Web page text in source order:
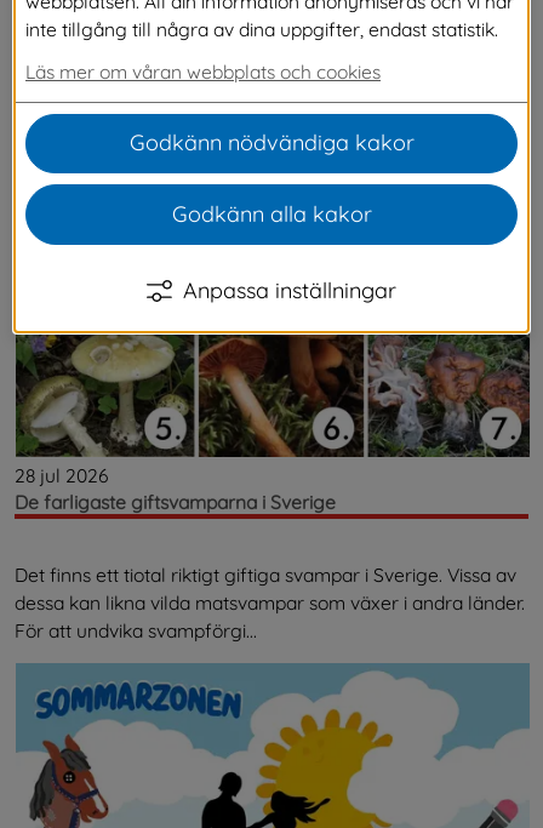
nyheterna direkt till din e-post, kan du prenumerera på
Senaste nytt
28 jul 2026
De farligaste giftsvamparna i Sverige
Det finns ett tiotal riktigt giftiga svampar i Sverige. Vissa av
dessa kan likna vilda matsvampar som växer i andra länder.
För att undvika svampförgi...
inte tillgång till några av dina uppgifter, endast statistik.
Läs mer om våran webbplats och cookies
Godkänn nödvändiga kakor
Godkänn alla kakor
Anpassa inställningar